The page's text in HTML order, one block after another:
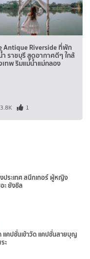
Antique Riverside ที่พัก
ำ ราชบุรี สูดอากาศดีๆ ใกล้
เทพ ริมแม่น้ำแม่กลอง
3.8K 1
ประเทศ สนีกเกอร์ ผู้หญิง
ะ ยังชิล
แคปชั่นเข้าวัด แคปชั่นสายบุญ
ะ